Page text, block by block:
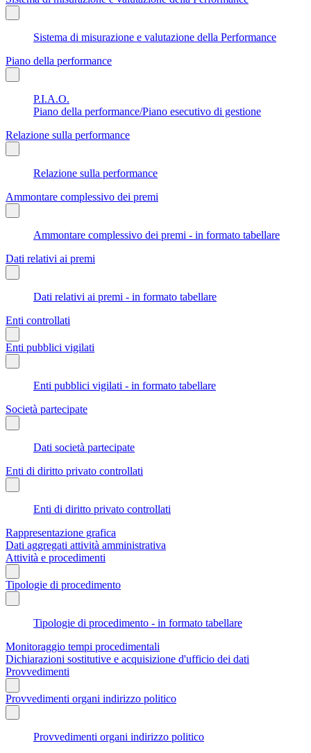
Sistema di misurazione e valutazione della Performance
Piano della performance
P.I.A.O.
Piano della performance/Piano esecutivo di gestione
Relazione sulla performance
Relazione sulla performance
Ammontare complessivo dei premi
Ammontare complessivo dei premi - in formato tabellare
Dati relativi ai premi
Dati relativi ai premi - in formato tabellare
Enti controllati
Enti pubblici vigilati
Enti pubblici vigilati - in formato tabellare
Società partecipate
Dati società partecipate
Enti di diritto privato controllati
Enti di diritto privato controllati
Rappresentazione grafica
Dati aggregati attività amministrativa
Attività e procedimenti
Tipologie di procedimento
Tipologie di procedimento - in formato tabellare
Monitoraggio tempi procedimentali
Dichiarazioni sostitutive e acquisizione d'ufficio dei dati
Provvedimenti
Provvedimenti organi indirizzo politico
Provvedimenti organi indirizzo politico